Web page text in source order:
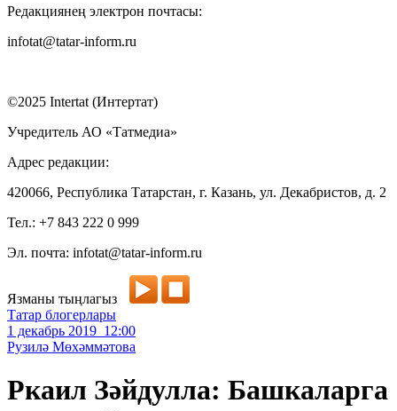
Редакциянең электрон почтасы:
infotat@tatar-inform.ru
©2025 Intertat (Интертат)
Учредитель АО «Татмедиа»
Адрес редакции:
420066, Республика Татарстан, г. Казань, ул. Декабристов, д. 2
Тел.: +7 843 222 0 999
Эл. почта: infotat@tatar-inform.ru
Язманы тыңлагыз
Татар блогерлары
1 декабрь 2019 12:00
Рузилә Мөхәммәтова
Ркаил Зәйдулла: Башкаларга